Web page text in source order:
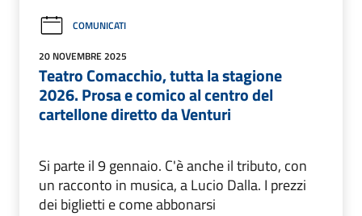
COMUNICATI
20 NOVEMBRE 2025
Teatro Comacchio, tutta la stagione
2026. Prosa e comico al centro del
cartellone diretto da Venturi
Si parte il 9 gennaio. C'è anche il tributo, con
un racconto in musica, a Lucio Dalla. I prezzi
dei biglietti e come abbonarsi